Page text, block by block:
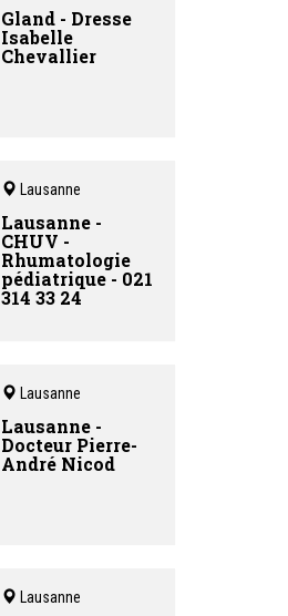
Gland - Dresse
Isabelle
Chevallier
Lausanne
Lausanne -
CHUV -
Rhumatologie
pédiatrique - 021
314 33 24
Lausanne
Lausanne -
Docteur Pierre-
André Nicod
Lausanne